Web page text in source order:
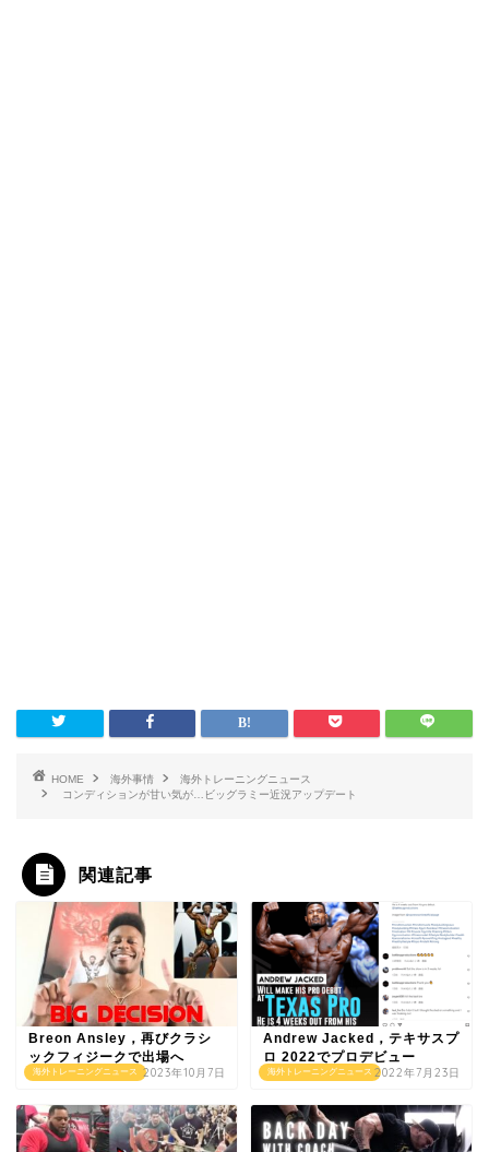
HOME 海外事情
海外トレーニングニュース
コンディションが甘い気が…ビッグラミー近況アップデート
関連記事
海外トレーニングニュース
Breon Ansley，再びクラシ
ックフィジークで出場へ
2023年10月7日 海外トレーニングニュース
Andrew Jacked，テキサスプ
ロ 2022でプロデビュー
2022年7月23日